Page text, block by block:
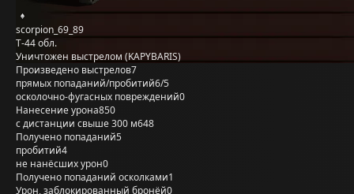
scorpion_69_89
Т-44 обл.
Уничтожен выстрелом (KAPYBARIS)
Произведено выстрелов7
прямых попаданий/пробитий6/5
осколочно-фугасных повреждений0
Нанесение урона850
с дистанции свыше 300 м648
Получено попаданий5
пробитий4
не нанёсших урон0
Получено попаданий осколками1
Урон, заблокированный бронёй0